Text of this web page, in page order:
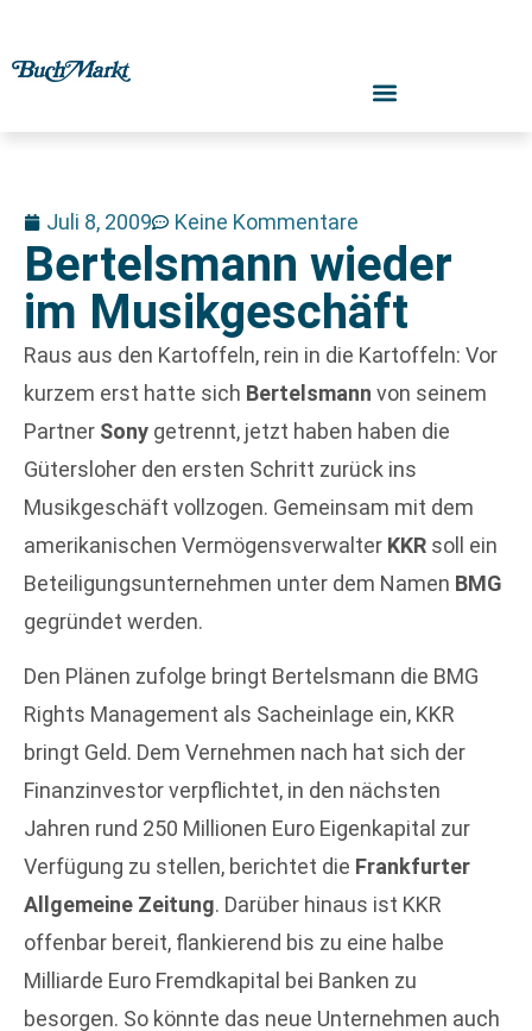
Juli 8, 2009 Keine Kommentare
Bertelsmann wieder
im Musikgeschäft
Raus aus den Kartoffeln, rein in die Kartoffeln: Vor
kurzem erst hatte sich Bertelsmann von seinem
Partner Sony getrennt, jetzt haben haben die
Gütersloher den ersten Schritt zurück ins
Musikgeschäft vollzogen. Gemeinsam mit dem
amerikanischen Vermögensverwalter KKR soll ein
Beteiligungsunternehmen unter dem Namen BMG
gegründet werden.
Den Plänen zufolge bringt Bertelsmann die BMG
Rights Management als Sacheinlage ein, KKR
bringt Geld. Dem Vernehmen nach hat sich der
Finanzinvestor verpflichtet, in den nächsten
Jahren rund 250 Millionen Euro Eigenkapital zur
Verfügung zu stellen, berichtet die Frankfurter
Allgemeine Zeitung. Darüber hinaus ist KKR
offenbar bereit, flankierend bis zu eine halbe
Milliarde Euro Fremdkapital bei Banken zu
besorgen. So könnte das neue Unternehmen auch